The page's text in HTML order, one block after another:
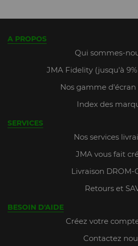
A PROPOS
Qui sommes-
JMA Fidelity (jusqu'à
Nos gamme
Index des
SERVICES
Nos services
JMA vous fait
Livraison DROM-
Retours et
BESOIN D'AIDE
Créez votre
Contactez